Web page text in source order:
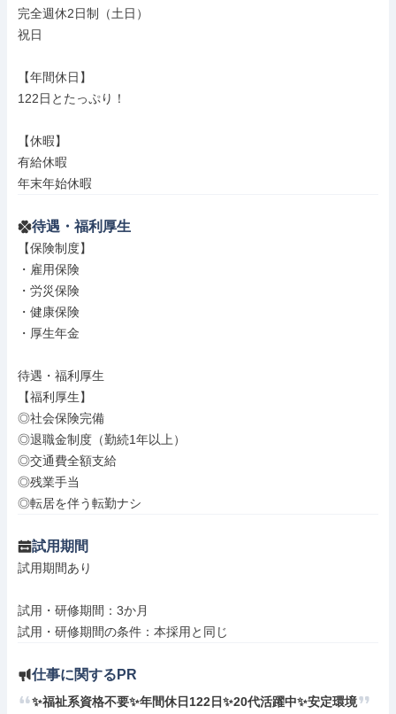
完全週休2日制（土日）
祝日
【年間休日】
122日とたっぷり！
【休暇】
有給休暇
年末年始休暇
待遇・福利厚生
【保険制度】
・雇用保険
・労災保険
・健康保険
・厚生年金
待遇・福利厚生
【福利厚生】
◎社会保険完備
◎退職金制度（勤続1年以上）
◎交通費全額支給
◎残業手当
◎転居を伴う転勤ナシ
試用期間
試用期間あり
試用・研修期間：3か月
仕事に関するPR
✨福祉系資格不要✨年間休日122日✨20代活躍中✨安定環境